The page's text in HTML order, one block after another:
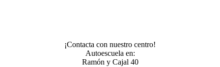
¡Contacta con nuestro centro!
Autoescuela en:
Ramón y Cajal 40